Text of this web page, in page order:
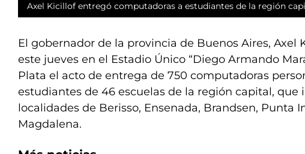
Axel Kicillof entregó computadoras a estudiantes de la región
El gobernador de la provincia de Buenos Aires, Axel
este jueves en el Estadio Único “Diego Armando
Plata el acto de entrega de 750 computadoras
estudiantes de 46 escuelas de la región capital, que
localidades de Berisso, Ensenada, Brandsen, Punta
Magdalena.